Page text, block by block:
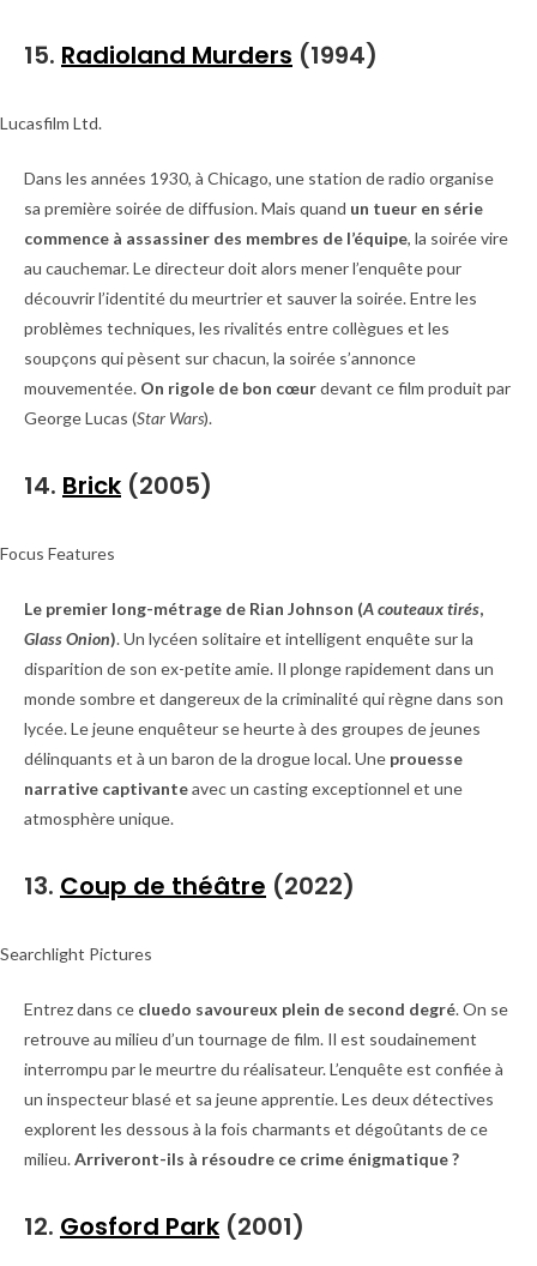
15. Radioland Murders (1994)
Lucasfilm Ltd.
Dans les années 1930, à Chicago, une station de radio organise
sa première soirée de diffusion. Mais quand un tueur en série
commence à assassiner des membres de l’équipe, la soirée vire
au cauchemar. Le directeur doit alors mener l’enquête pour
découvrir l’identité du meurtrier et sauver la soirée. Entre les
problèmes techniques, les rivalités entre collègues et les
soupçons qui pèsent sur chacun, la soirée s’annonce
mouvementée. On rigole de bon cœurdevant ce film produit par
George Lucas (Star Wars).
14. Brick (2005)
Focus Features
Le premier long-métrage de Rian Johnson (A couteaux tirés,
Glass Onion). Un lycéen solitaire et intelligent enquête sur la
disparition de son ex-petite amie. Il plonge rapidement dans un
monde sombre et dangereux de la criminalité qui règne dans son
lycée. Le jeune enquêteur se heurte à des groupes de jeunes
délinquants et à un baron de la drogue local. Une prouesse
narrative captivanteavec un casting exceptionnel et une
atmosphère unique.
13. Coup de théâtre (2022)
Searchlight Pictures
Entrez dans ce cluedo savoureux plein de second degré. On se
retrouve au milieu d’un tournage de film. Il est soudainement
interrompu par le meurtre du réalisateur. L’enquête est confiée à
un inspecteur blasé et sa jeune apprentie. Les deux détectives
explorent les dessous à la fois charmants et dégoûtants de ce
milieu.Arriveront-ils à résoudre ce crime énigmatique ?
12. Gosford Park (2001)